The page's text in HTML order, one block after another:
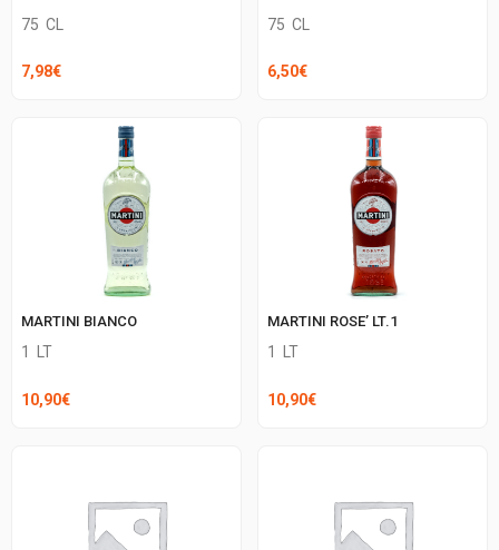
75 CL
7,98€
75 CL
6,50€
MARTINI BIANCO
1 LT
10,90€
MARTINI ROSE’ LT.1
1 LT
10,90€